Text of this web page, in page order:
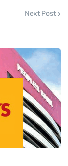
අයදුම් කිරීම
අමාත්‍යතුමා
කටයුතු
මෙලෙස
Next Post